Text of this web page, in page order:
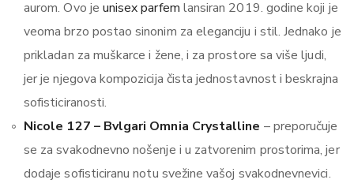
aurom. Ovo je unisex parfem lansiran 2019. godine koji je
veoma brzo postao sinonim za eleganciju i stil. Jednako je
prikladan za muškarce i žene, i za prostore sa više ljudi,
jer je njegova kompozicija čista jednostavnost i beskrajna
sofisticiranosti.
Nicole 127 – Bvlgari Omnia Crystalline – preporučuje
se za svakodnevno nošenje i u zatvorenim prostorima, jer
dodaje sofisticiranu notu svežine vašoj svakodnevnevici.